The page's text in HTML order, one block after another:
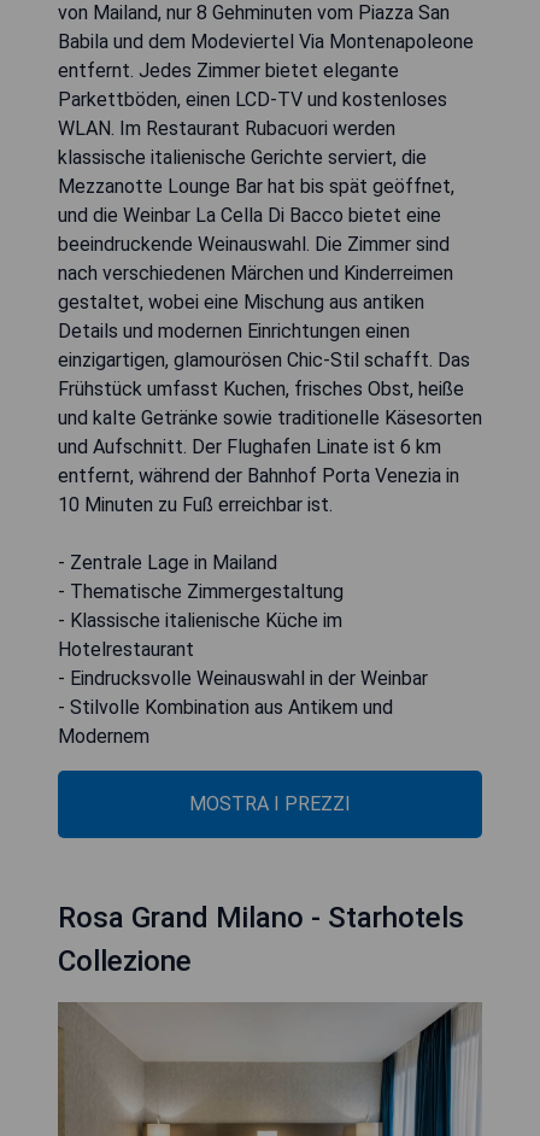
von Mailand, nur 8 Gehminuten vom Piazza San
Babila und dem Modeviertel Via Montenapoleone
entfernt. Jedes Zimmer bietet elegante
Parkettböden, einen LCD-TV und kostenloses
WLAN. Im Restaurant Rubacuori werden
klassische italienische Gerichte serviert, die
Mezzanotte Lounge Bar hat bis spät geöffnet,
und die Weinbar La Cella Di Bacco bietet eine
beeindruckende Weinauswahl. Die Zimmer sind
nach verschiedenen Märchen und Kinderreimen
gestaltet, wobei eine Mischung aus antiken
Details und modernen Einrichtungen einen
einzigartigen, glamourösen Chic-Stil schafft. Das
Frühstück umfasst Kuchen, frisches Obst, heiße
und kalte Getränke sowie traditionelle Käsesorten
und Aufschnitt. Der Flughafen Linate ist 6 km
entfernt, während der Bahnhof Porta Venezia in
10 Minuten zu Fuß erreichbar ist.
- Zentrale Lage in Mailand
- Thematische Zimmergestaltung
- Klassische italienische Küche im
Hotelrestaurant
- Eindrucksvolle Weinauswahl in der Weinbar
- Stilvolle Kombination aus Antikem und
Modernem
MOSTRA I PREZZI
Rosa Grand Milano - Starhotels
Collezione